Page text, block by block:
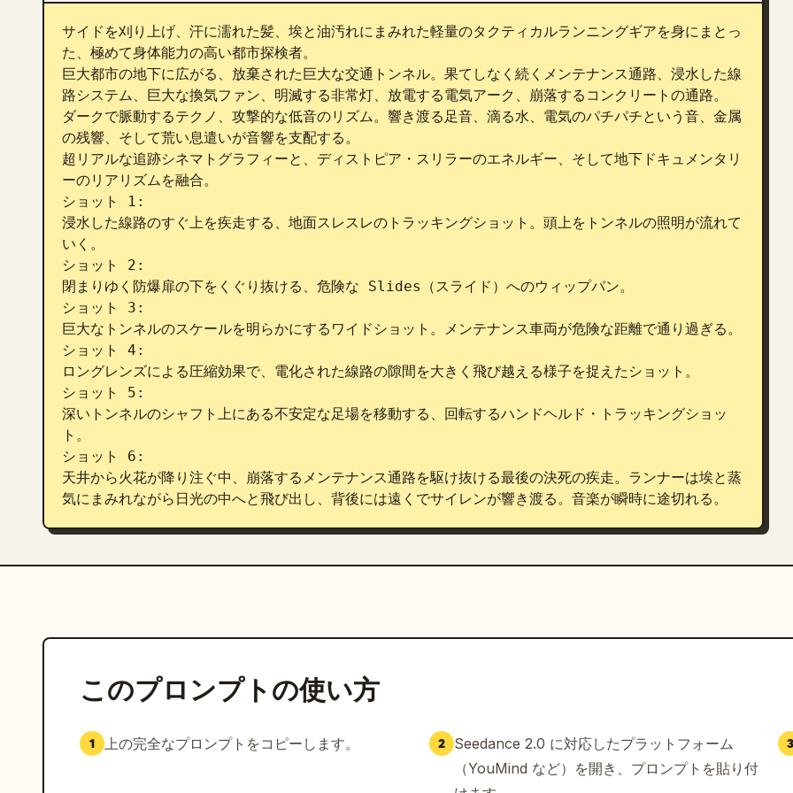
サイドを刈り上げ、汗に濡れた髪、埃と油汚れにまみれた軽量のタクティカルランニングギアを身にまとっ
た、極めて身体能力の高い都市探検者。
巨大都市の地下に広がる、放棄された巨大な交通トンネル。果てしなく続くメンテナンス通路、浸水した線
路システム、巨大な換気ファン、明滅する非常灯、放電する電気アーク、崩落するコンクリートの通路。
ダークで脈動するテクノ、攻撃的な低音のリズム。響き渡る足音、滴る水、電気のパチパチという音、金属
の残響、そして荒い息遣いが音響を支配する。
超リアルな追跡シネマトグラフィーと、ディストピア・スリラーのエネルギー、そして地下ドキュメンタリ
ーのリアリズムを融合。
ショット 1:
浸水した線路のすぐ上を疾走する、地面スレスレのトラッキングショット。頭上をトンネルの照明が流れて
いく。
ショット 2:
閉まりゆく防爆扉の下をくぐり抜ける、危険な Slides（スライド）へのウィップパン。
ショット 3:
巨大なトンネルのスケールを明らかにするワイドショット。メンテナンス車両が危険な距離で通り過ぎる。
ショット 4:
ロングレンズによる圧縮効果で、電化された線路の隙間を大きく飛び越える様子を捉えたショット。
ショット 5:
深いトンネルのシャフト上にある不安定な足場を移動する、回転するハンドヘルド・トラッキングショッ
ト。
ショット 6:
天井から火花が降り注ぐ中、崩落するメンテナンス通路を駆け抜ける最後の決死の疾走。ランナーは埃と蒸
気にまみれながら日光の中へと飛び出し、背後には遠くでサイレンが響き渡る。音楽が瞬時に途切れる。
このプロンプトの使い方
1 上の完全なプロンプトをコピーします。 2 Seedance 2.0 に対応したプラットフォーム
（YouMind など）を開き、プロンプトを貼り付